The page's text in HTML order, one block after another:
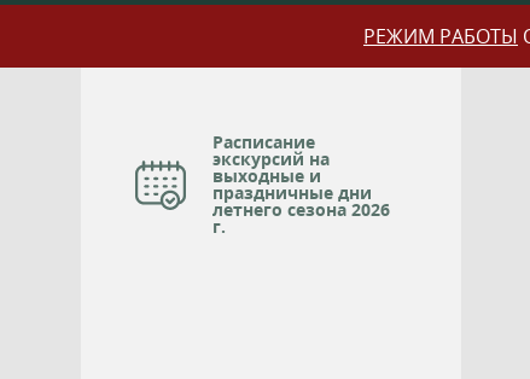
РЕЖИМ РАБОТЫ
Расписание
экскурсий на
выходные и
праздничные дни
летнего сезона 2026
г.